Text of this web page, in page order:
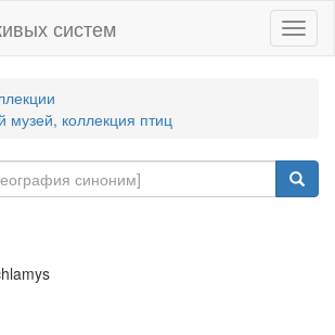
систем
музей, коллекция птиц